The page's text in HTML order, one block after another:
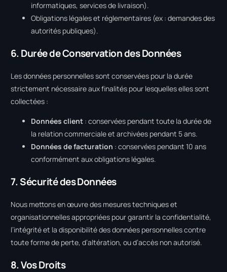
informatiques, services de livraison).
Obligations légales et réglementaires (ex : demandes des
autorités publiques).
6. Durée de Conservation des Données
Les données personnelles sont conservées pour la durée
strictement nécessaire aux finalités pour lesquelles elles sont
collectées :
Données client: conservées pendant toute la durée de
la relation commerciale et archivées pendant 5 ans.
Données de facturation : conservées pendant 10 ans
conformément aux obligations légales.
7. Sécurité des Données
Nous mettons en œuvre des mesures techniques et
organisationnelles appropriées pour garantir la confidentialité,
l’intégrité et la disponibilité des données personnelles contre
toute forme de perte, d’altération, ou d’accès non autorisé.
8. Vos Droits